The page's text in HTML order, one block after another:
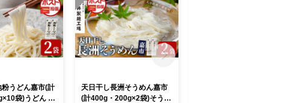
粉うどん嘉市(計
袋)うどん 饂
天日干し長洲そうめん嘉市
(計400g・200g×2袋)そうめ